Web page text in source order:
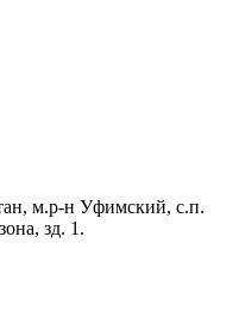
м.р-н Уфимский, с.п.
зд. 1.